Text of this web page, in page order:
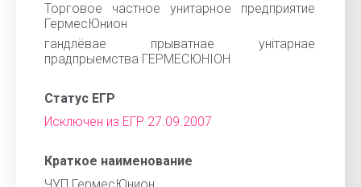
Торговое частное унитарное предприятие
ГермесЮнион
гандлёвае прыватнае унiтарнае
прадпрыемства ГЕРМЕСЮНIОН
Статус ЕГР
Исключен из ЕГР 27.09.2007
Краткое наименование